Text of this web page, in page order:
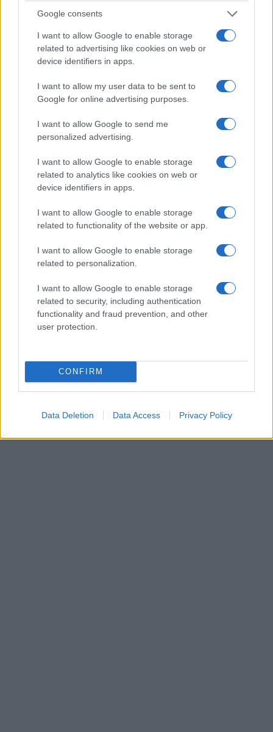
Google consents
I want to allow Google to enable storage
related to advertising like cookies on web or
device identifiers in apps.
I want to allow my user data to be sent to
Google for online advertising purposes.
I want to allow Google to send me
personalized advertising.
I want to allow Google to enable storage
related to analytics like cookies on web or
device identifiers in apps.
I want to allow Google to enable storage
related to functionality of the website or app.
I want to allow Google to enable storage
related to personalization.
I want to allow Google to enable storage
related to security, including authentication
functionality and fraud prevention, and other
user protection.
CONFIRM
Data Deletion Data Access Privacy Policy